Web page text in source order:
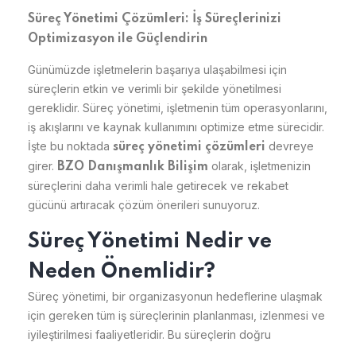
Süreç Yönetimi Çözümleri: İş Süreçlerinizi
Optimizasyon ile Güçlendirin
Günümüzde işletmelerin başarıya ulaşabilmesi için
süreçlerin etkin ve verimli bir şekilde yönetilmesi
gereklidir. Süreç yönetimi, işletmenin tüm operasyonlarını,
iş akışlarını ve kaynak kullanımını optimize etme sürecidir.
İşte bu noktada süreç yönetimi çözümleri devreye
girer. BZO Danışmanlık Bilişim olarak, işletmenizin
süreçlerini daha verimli hale getirecek ve rekabet
gücünü artıracak çözüm önerileri sunuyoruz.
Süreç Yönetimi Nedir ve
Neden Önemlidir?
Süreç yönetimi, bir organizasyonun hedeflerine ulaşmak
için gereken tüm iş süreçlerinin planlanması, izlenmesi ve
iyileştirilmesi faaliyetleridir. Bu süreçlerin doğru